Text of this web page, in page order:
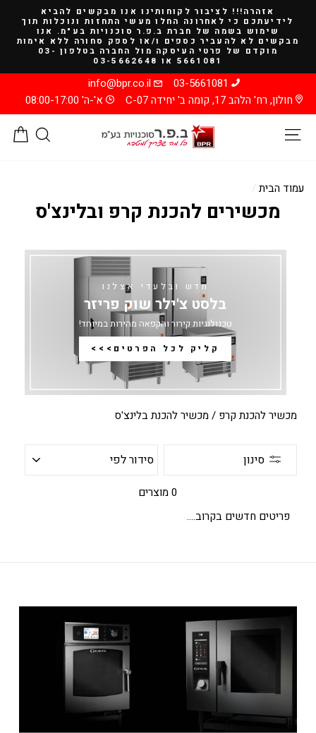
קריאה
אזהרה!!! לציבור לקוחותינו אנו מבקשים להביא
לידיעתכם כי לאחרונה החלו מעשי התחזות ונוכלות תוך
שימוש בשמה של חברת ב.פ.ר סוכנויות בע"מ. אנו
מבקשים לא להעביר כספים ו/או לספק סחורה ללא אימות
מוקדם של פרטי העיסקה מול החברה בטלפון 03-
5661081 או 03-5662648
03-5661081
info@bpr.co.il
חולון, רח' הלהב 17, קומה ב' יחידה C-07
א'-ה' 08:00-17:00
עמוד הבית /
מכשירים להכנת קרפ ובלינצ'ס
חדש ובלעדי אצלנו
בלסט צ'ילר שוק פריזר
טכנולוגיות קירור והקפאה מהירות במיוחד!
קליק לכל הפרטים>>>
מכשיר להכנת קרפ / מכשיר להכנת בלינצ'ס
סינון
סידור
לפי
0 מוצרים
פריטים חדשים בקרוב....